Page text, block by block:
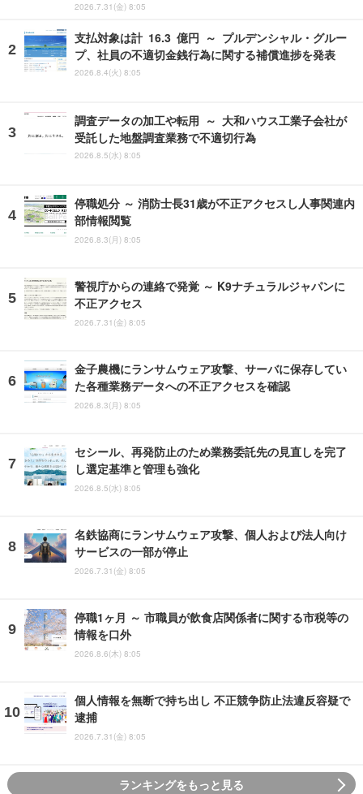
2026.7.31(金) 8:05
支払対象は計 16.3 億円 ～ プルデンシャル・グルー
プ、社員の不適切金銭行為に関する補償進捗を発表
2026.8.4(火) 8:05
調査データの加工や転用 ～ 大和ハウス工業子会社が
受託した地盤調査業務で不適切行為
2026.8.5(水) 8:05
停職処分 ～ 消防士長31歳が不正アクセスし人事関連内
部情報閲覧
2026.8.3(月) 8:05
警視庁からの連絡で発覚 ～ K9ナチュラルジャパンに
不正アクセス
2026.7.31(金) 8:05
金子農機にランサムウェア攻撃、サーバに保存してい
た各種業務データへの不正アクセスを確認
2026.8.3(月) 8:05
セシール、再発防止のため業務委託先の見直しを完了
し選定基準と管理も強化
2026.8.5(水) 8:05
名鉄協商にランサムウェア攻撃、個人および法人向け
サービスの一部が停止
2026.7.31(金) 8:05
停職1ヶ月 ～ 市職員が飲食店関係者に関する市税等の
情報を口外
2026.8.6(木) 8:05
個人情報を無断で持ち出し 不正競争防止法違反容疑で
逮捕
2026.7.31(金) 8:05
ランキングをもっと見る